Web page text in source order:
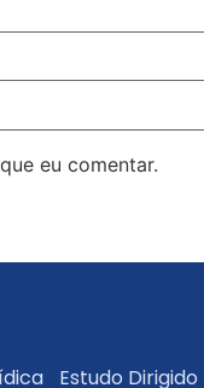
eu comentar.
Estudo Dirigido